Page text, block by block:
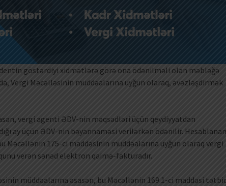
göstərdiyi xidmətlərə görə ona ödənilməli olan məbləğə
Vergi Məcəlləsinin müddəalarına uyğun olaraq, əvəzləşdirmək
vergi agenti ƏDV-nin məqsədləri üçün qeydiyyatdan
ay üçün ƏDV-nin bəyannaməsi verilərkən ödənilir. Hesablanan
175-ci maddəsinin müddəalarına uyğun olaraq vergi
verən sənəd elektron qaimə-fakturadır.
müddəalarına əsasən, bu Məcəllənin 169.1-ci maddəsi